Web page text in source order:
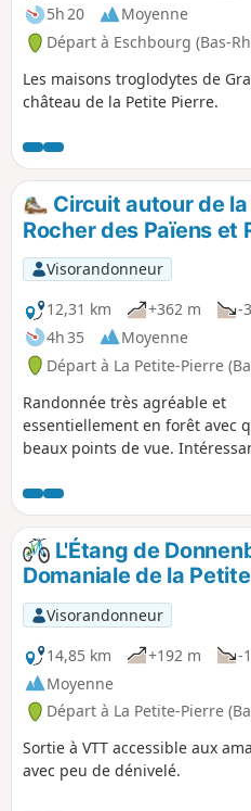
5h 20
Moyenne
Départ à Eschbourg (Bas-
Les maisons troglodytes de
château de la Petite Pierre.
Circuit autour de
Rocher des Païens et
Visorandonneur
12,31 km
+362 m
-
4h 35
Moyenne
Départ à La Petite-Pierre
Randonnée très agréable et
essentiellement en forêt avec
beaux points de vue.
L'Étang de
Domaniale de la
Visorandonneur
14,85 km
+192 m -
Moyenne
Départ à La Petite-Pierre
Sortie à VTT accessible aux
avec peu de dénivelé.